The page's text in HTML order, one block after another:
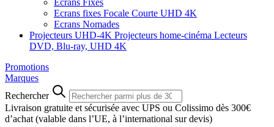
Ecrans Fixes
Ecrans fixes Focale Courte UHD 4K
Ecrans Nomades
Projecteurs UHD-4K Projecteurs home-cinéma Lecteurs
DVD, Blu-ray, UHD 4K
Promotions
Marques
Rechercher
Livraison gratuite et sécurisée avec UPS ou Colissimo dès 300€
d’achat (valable dans l’UE, à l’international sur devis)